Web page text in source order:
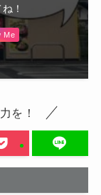
！
Me
を！